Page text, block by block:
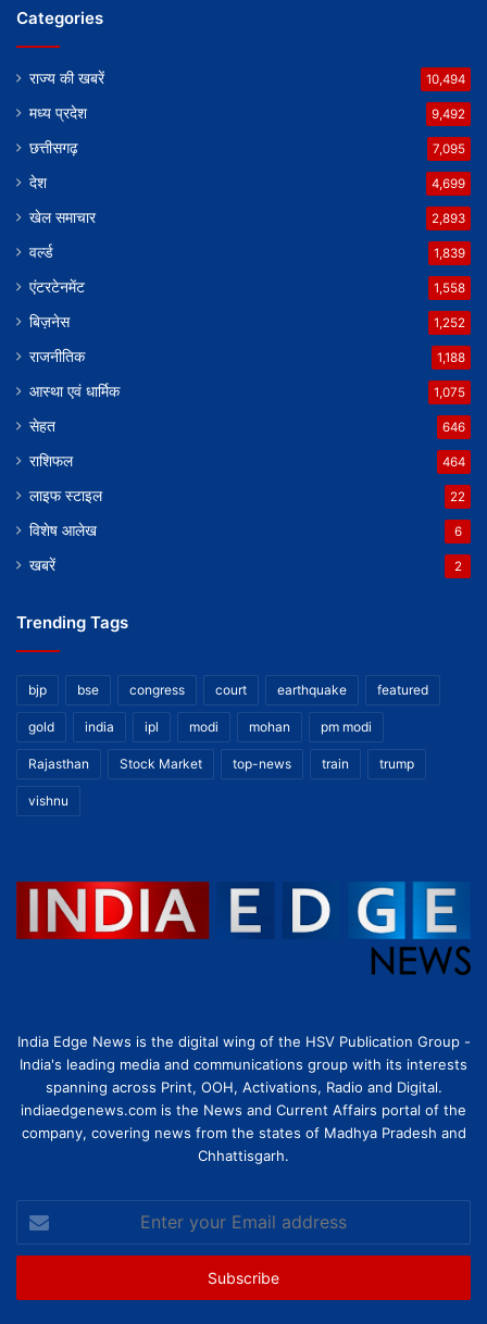
Categories
राज्य की खबरें 10,494
मध्य प्रदेश 9,492
छत्तीसगढ़ 7,095
देश 4,699
खेल समाचार 2,893
वर्ल्ड 1,839
एंटरटेनमेंट 1,558
बिज़नेस 1,252
राजनीतिक 1,188
आस्था एवं धार्मिक 1,075
सेहत 646
राशिफल 464
लाइफ स्टाइल 22
विशेष आलेख 6
खबरें 2
Trending Tags
bjp bse congress court earthquake featured
gold india ipl modi mohan pm modi
Rajasthan Stock Market top-news train trump
vishnu
India Edge News is the digital wing of the HSV Publication Group -
India's leading media and communications group with its interests
spanning across Print, OOH, Activations, Radio and Digital.
indiaedgenews.com is the News and Current Affairs portal of the
company, covering news from the states of Madhya Pradesh and
Chhattisgarh.
your
Email